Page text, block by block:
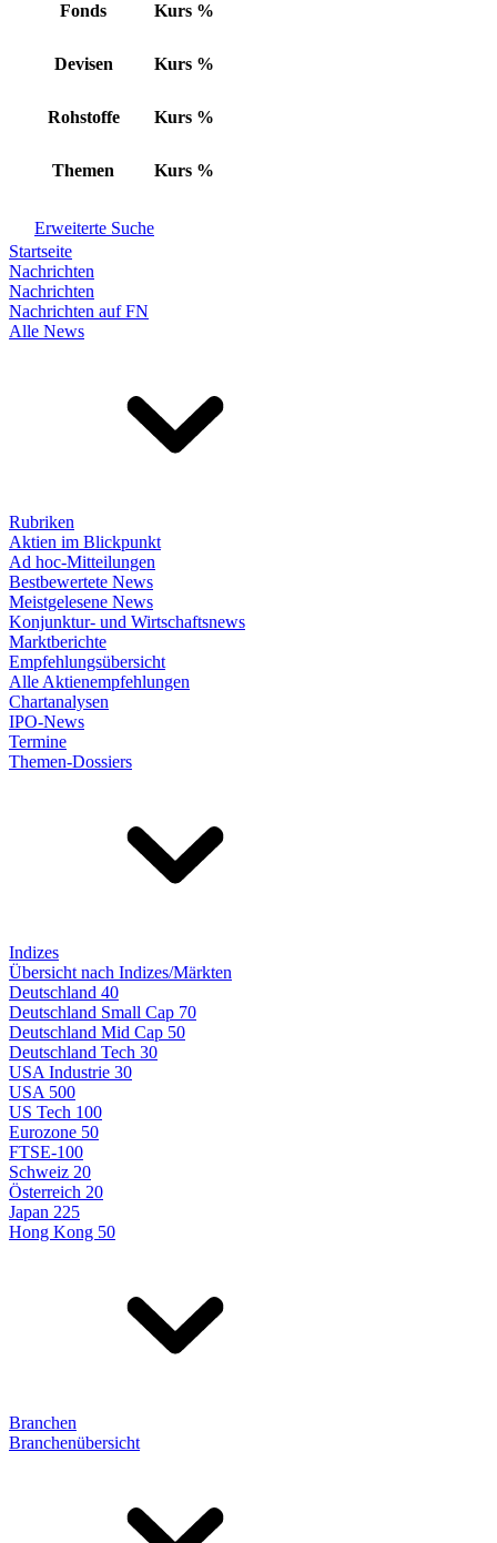
Fonds Kurs %
Devisen Kurs %
Rohstoffe Kurs %
Themen Kurs %
Erweiterte Suche
Startseite
Nachrichten
Nachrichten
Nachrichten auf FN
Alle News
Rubriken
Aktien im Blickpunkt
Ad hoc-Mitteilungen
Bestbewertete News
Meistgelesene News
Konjunktur- und Wirtschaftsnews
Marktberichte
Empfehlungsübersicht
Alle Aktienempfehlungen
Chartanalysen
IPO-News
Termine
Themen-Dossiers
Indizes
Übersicht nach Indizes/Märkten
Deutschland 40
Deutschland Small Cap 70
Deutschland Mid Cap 50
Deutschland Tech 30
USA Industrie 30
USA 500
US Tech 100
Eurozone 50
FTSE-100
Schweiz 20
Österreich 20
Japan 225
Hong Kong 50
Branchen
Branchenübersicht